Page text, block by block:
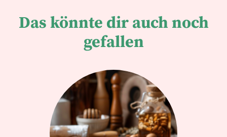
Das könnte dir auch noch
gefallen